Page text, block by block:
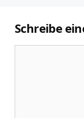
Schreibe